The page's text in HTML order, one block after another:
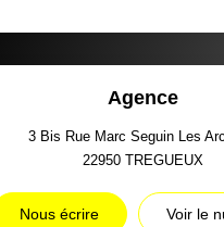
Agence
3 Bis Rue Marc Seguin Les
22950 TREGUEUX
Nous écrire Voir le